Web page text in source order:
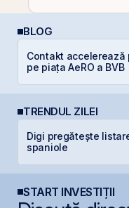
BLOG
Contakt accelerează
pe piața AeRO a BVB
TRENDUL ZILEI
Digi pregătește
spaniole
START INVESTIȚII